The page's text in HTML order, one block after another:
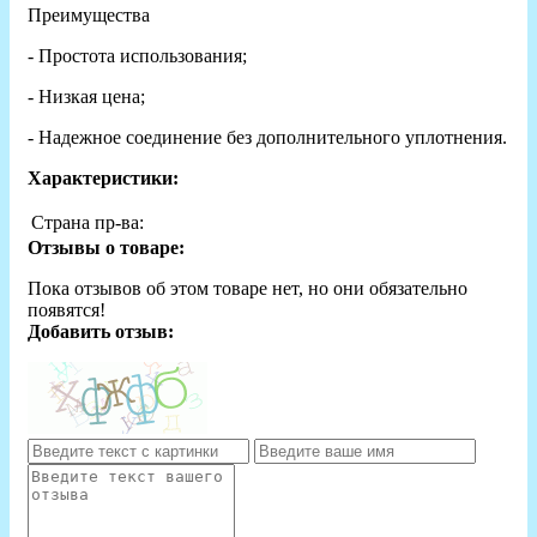
Преимущества
- Простота использования;
- Низкая цена;
- Надежное соединение без дополнительного уплотнения.
Характеристики:
Страна пр-ва:
Отзывы о товаре:
Пока отзывов об этом товаре нет, но они обязательно
появятся!
Добавить отзыв: